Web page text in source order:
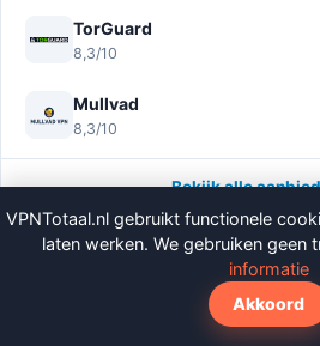
TorGuard
8,3/10
Mullvad
8,3/10
Bekijk alle
LAATSTE ARTIKELEN
De 9 grootste
cookies en online tracking
VPNTotaal.nl gebruikt functionele
laten werken. We gebruiken geen
informatie
Akkoord